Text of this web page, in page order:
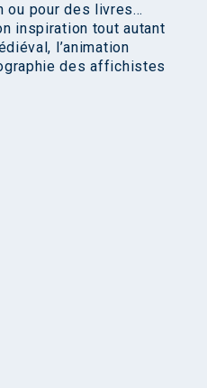
ou pour des livres…
inspiration tout autant
l’animation
des affichistes